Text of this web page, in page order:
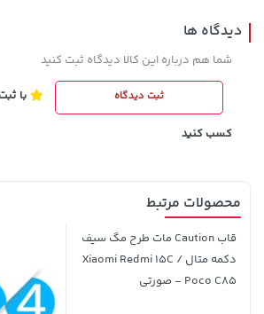
165,900
خرید
1,579,000 تومان
دیدگاه ها
شما هم درباره این کالا دیدگاه ثبت کنید
ثبت دیدگاه
کسب کنید
محصولات مرتبط
قاب Caution مات طرح مگ سیف
دکمه متال Xiaomi Redmi 15C /
Poco C85 - صورتی